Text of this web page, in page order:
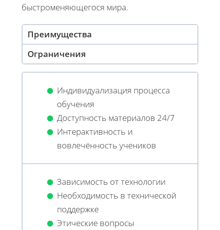
быстроменяющегося мира.
Преимущества
Ограничения
Индивидуализация процесса
обучения
Доступность материалов 24/7
Интерактивность и
вовлечённость учеников
Зависимость от технологии
Необходимость в технической
поддержке
Этические вопросы